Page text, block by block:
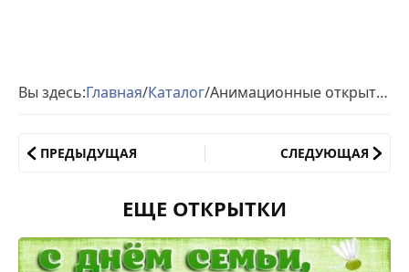
Вы здесь:Главная/Каталог/ Анимационные открытки с днем семьи
ПРЕДЫДУЩАЯ СЛЕДУЮЩАЯ
ЕЩЕ ОТКРЫТКИ